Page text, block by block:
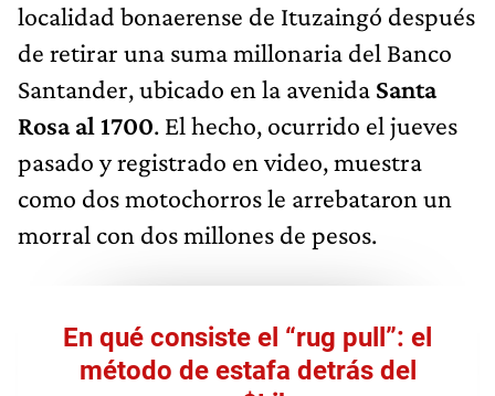
localidad bonaerense de Ituzaingó después
de retirar una suma millonaria del Banco
Santander, ubicado en la avenida Santa
Rosa al 1700. El hecho, ocurrido el jueves
pasado y registrado en video, muestra
como dos motochorros le arrebataron un
morral con dos millones de pesos.
En qué consiste el “rug pull”: el
método de estafa detrás del